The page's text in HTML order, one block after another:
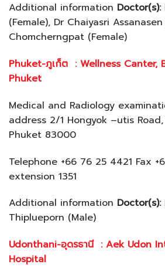
Additional information Doctor(s):
(Female), Dr Chaiyasri
Chomcherngpat (Female)
Phuket-ภูเก็ต : Wellness Canter,
Phuket
Medical and Radiology
address 2/1 Hongyok –utis
Phuket 83000
Telephone +66 76 25 4421 Fax
extension 1351
Additional information Doctor(s):
Thiplueporn (Male)
Udonthani-อุดรธานี : Aek Udon
Hospital